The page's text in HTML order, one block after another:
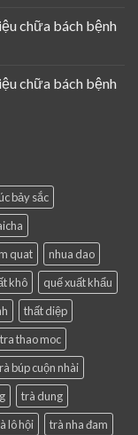
chữa bách bệnh
chữa bách bệnh
bảy sắc
quat
nhua dao
khô
quế xuất khẩu
thất diệp
tra thao moc
búp cuộn nhài
trà dung
lô hội
trà nha đam